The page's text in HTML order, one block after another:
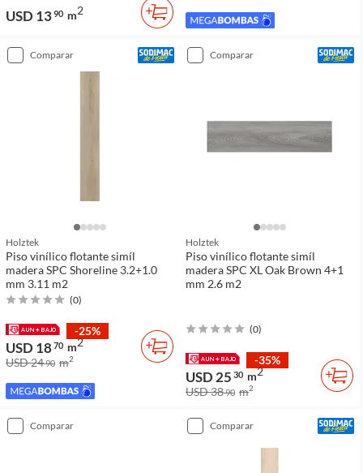
USD 1390 m2
comparar
Holztek
Piso vinílico flotante simíl
madera SPC Shoreline 3.2+1.0
mm 3.11 m2
(0)
-25%
USD 1870 m2
USD 2490 m2
comparar
Holztek
Piso vinílico flotante simíl
madera SPC XL Oak Brown 4+1
mm 2.6 m2
(0)
-35%
USD 25 30 m2
USD 3890 m2
comparar comparar